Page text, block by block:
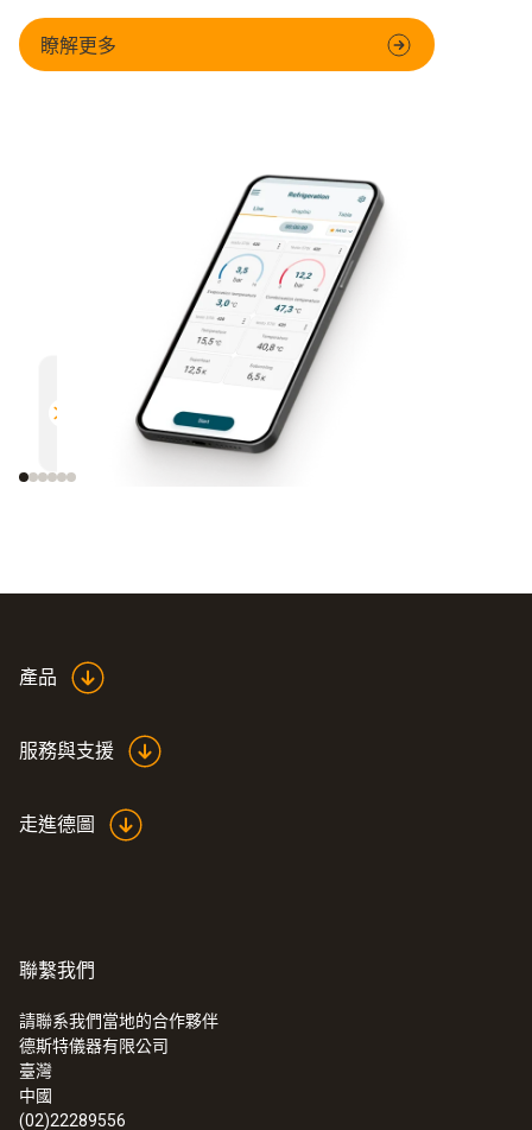
瞭解更多
與所有支援藍牙的德圖測量儀器相
產品
服務與支援
走進德圖
聯繫我們
請聯系我們當地的合作夥伴
德斯特儀器有限公司
臺灣
中國
(02)22289556